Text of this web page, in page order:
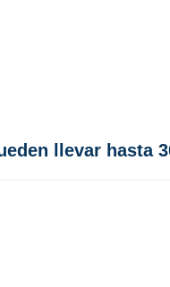
llevar hasta